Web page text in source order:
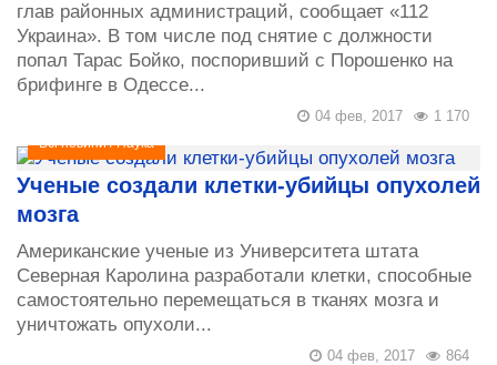
глав районных администраций, сообщает «112
Украина». В том числе под снятие с должности
попал Тарас Бойко, поспоривший с Порошенко на
брифинге в Одессе...
1 170
04 фев, 2017
Всі новини/Наука
Ученые создали клетки-убийцы опухолей
мозга
Американские ученые из Университета штата
Северная Каролина разработали клетки, способные
самостоятельно перемещаться в тканях мозга и
уничтожать опухоли...
864
04 фев, 2017